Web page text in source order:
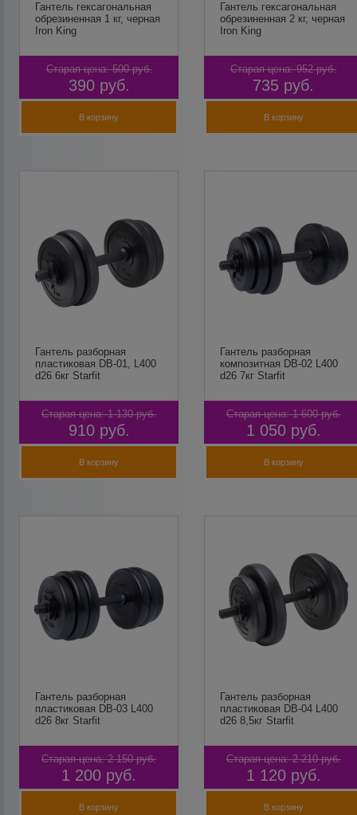
Гантель гексагональная
обрезиненная 1 кг, черная
Iron King
Старая цена: 500 руб.
390 руб.
В корзину
Гантель гексагональная
обрезиненная 2 кг, черная
Iron King
Старая цена: 952 руб.
735 руб.
В корзину
Гантель разборная
пластиковая DB-01, L400
d26 6кг Starfit
Старая цена: 1 130 руб.
910 руб.
В корзину
Гантель разборная
композитная DB-02 L400
d26 7кг Starfit
Старая цена: 1 600 руб.
1 050 руб.
В корзину
Гантель разборная
пластиковая DB-03 L400
d26 8кг Starfit
Старая цена: 2 150 руб.
1 200 руб.
В корзину
Гантель разборная
пластиковая DB-04 L400
d26 8,5кг Starfit
Старая цена: 2 210 руб.
1 120 руб.
В корзину